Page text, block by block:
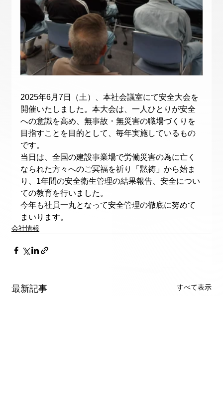
2025年6月7日（土）、本社会議室にて安全大会を
開催いたしました。本大会は、一人ひとりが安全
への意識を高め、無事故・無災害の職場づくりを
目指すことを目的として、毎年実施しているもの
です。
当日は、全国の建設事業場で労働災害の為に亡く
なられた方々へのご冥福を祈り「黙祷」から始ま
り、1年間の安全衛生管理の結果報告、安全につい
ての教育を行いました。
今年も社員一丸となって安全管理の徹底に努めて
まいります。
会社情報
最新記事 すべて表示